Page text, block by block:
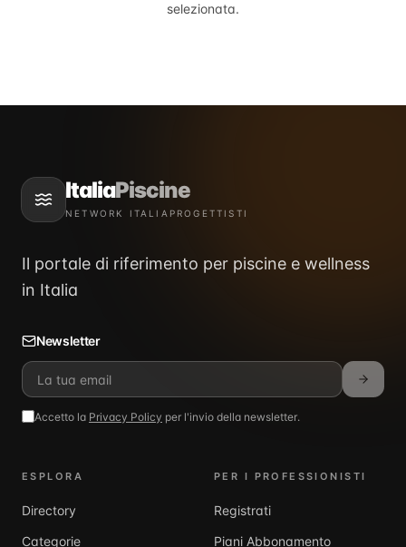
selezionata.
ItaliaPiscine
NETWORK ITALIAPROGETTISTI
Il portale di riferimento per piscine e wellness
in Italia
Newsletter
Accetto la Privacy Policy per l'invio della newsletter.
ESPLORA
Directory
Categorie
PER I PROFESSIONISTI
Registrati
Piani Abbonamento